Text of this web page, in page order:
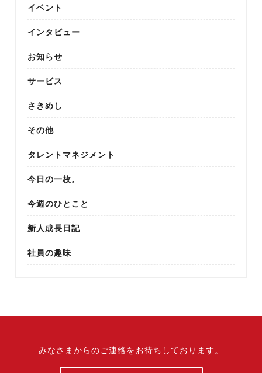
イベント
インタビュー
お知らせ
サービス
さきめし
その他
タレントマネジメント
今日の一枚。
今週のひとこと
新人成長日記
社員の趣味
みなさまからのご連絡をお待ちしております。